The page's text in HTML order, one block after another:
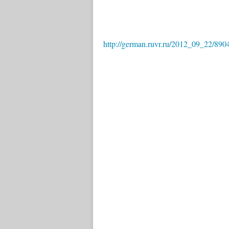
http://german.ruvr.ru/2012_09_22/